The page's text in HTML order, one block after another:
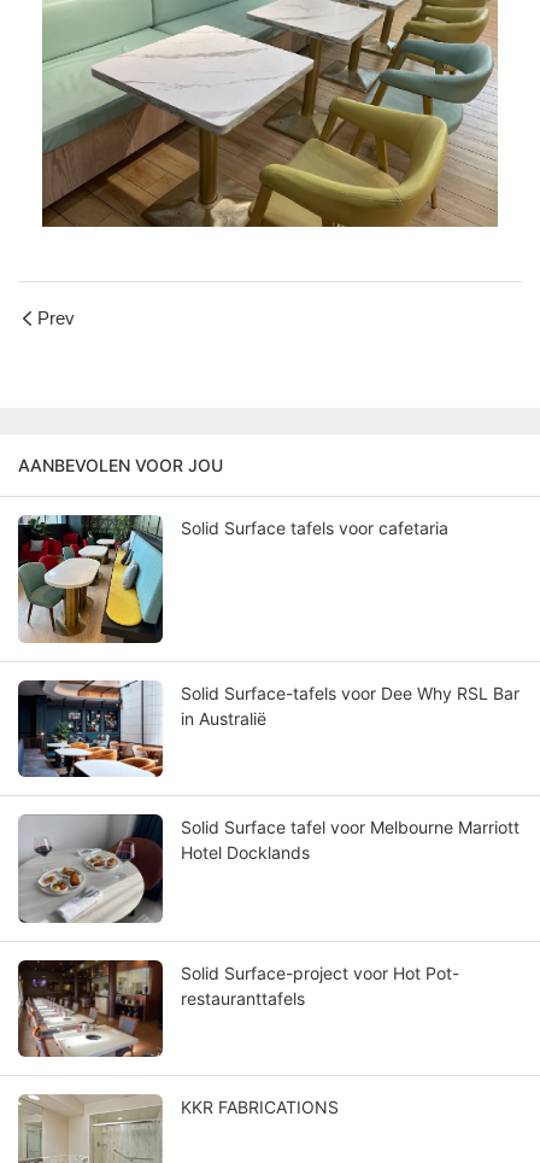
Prev
AANBEVOLEN VOOR JOU
Solid Surface tafels voor cafetaria
Solid Surface-tafels voor Dee Why RSL Bar
in Australië
Solid Surface tafel voor Melbourne Marriott
Hotel Docklands
Solid Surface-project voor Hot Pot-
restauranttafels
KKR FABRICATIONS